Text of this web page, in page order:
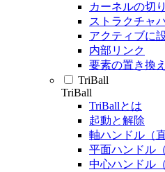
カーネルの切
ストラクチャ
アクティブに
内部リンク
要素の置き換え
TriBall
TriBall
TriBallとは
起動と解除
軸ハンドル（
平面ハンドル
中心ハンドル